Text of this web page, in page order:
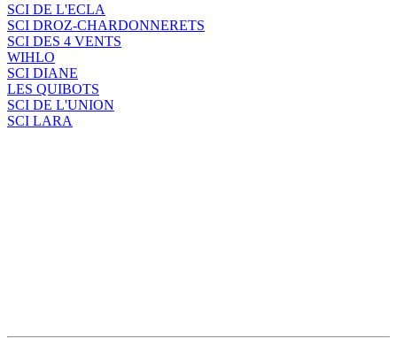
SCI DE L'ECLA
SCI DROZ-CHARDONNERETS
SCI DES 4 VENTS
WIHLO
SCI DIANE
LES QUIBOTS
SCI DE L'UNION
SCI LARA